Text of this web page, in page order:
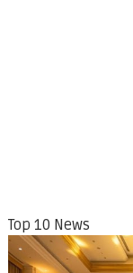
Top 10 News